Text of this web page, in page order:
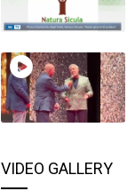
VIDEO GALLERY